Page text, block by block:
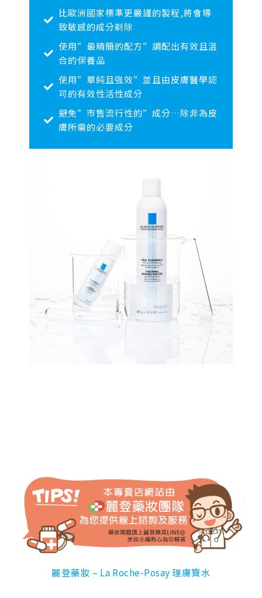
比歐洲國家標準更嚴謹的製程,將會導
致敏感的成分剃除
使用”最精簡的配方”調配出有效且溫
合的保養品
使用”單純且強效”並且由皮膚醫學認
可的有效性活性成分
避免”市售流行性的”成分…除非為皮
膚所需的必要成分
麗登藥妝 – La Roche-Posay 理膚寶水